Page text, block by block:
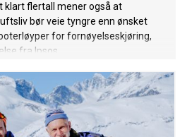
klart flertall mener også at
bør veie tyngre enn ønsket
for fornøyelseskjøring,
fra Ipsos.